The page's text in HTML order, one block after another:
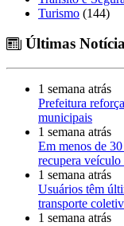
Turismo (144)
Últimas
1 semana atrás
Prefeitura
municipais
1 semana atrás
Em menos de
recupera
1 semana atrás
Usuários têm
transporte
1 semana atrás